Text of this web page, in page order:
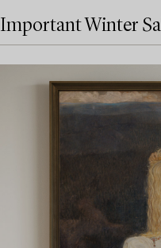
Important Winter